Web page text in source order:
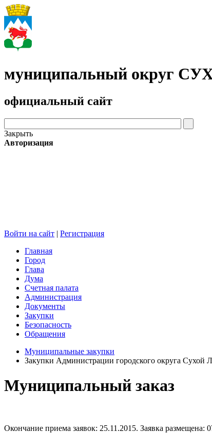
муниципальный округ
официальный сайт
Закрыть
Авторизация
Войти на сайт | Регистрация
Главная
Город
Глава
Дума
Счетная палата
Администрация
Документы
Закупки
Безопасность
Обращения
Муниципальные закупки
Закупки Администрации городского округа Сухой
Муниципальный заказ
Окончание приема заявок: 25.11.2015. Заявка размещена: